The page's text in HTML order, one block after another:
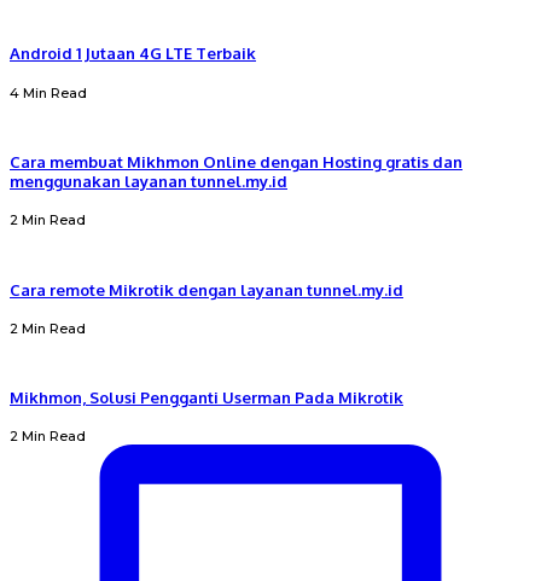
Android 1 Jutaan 4G LTE Terbaik
4 Min Read
Cara membuat Mikhmon Online dengan Hosting gratis dan
menggunakan layanan tunnel.my.id
2 Min Read
Cara remote Mikrotik dengan layanan tunnel.my.id
2 Min Read
Mikhmon, Solusi Pengganti Userman Pada Mikrotik
2 Min Read